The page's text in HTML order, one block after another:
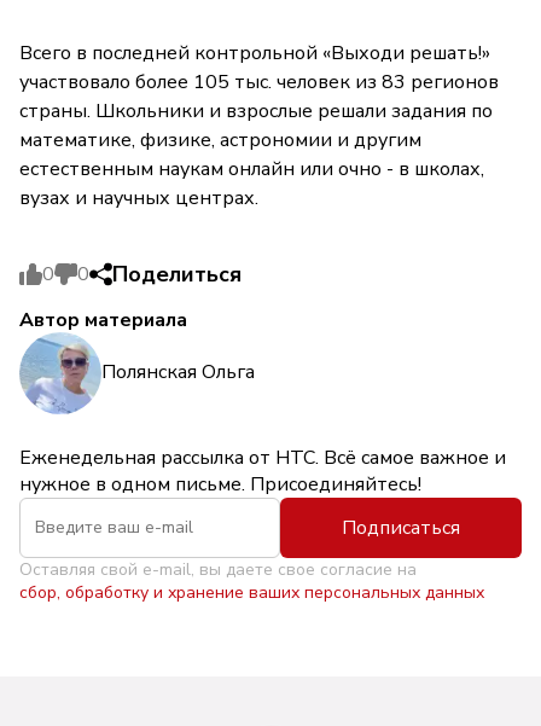
Всего в последней контрольной «Выходи решать!»
участвовало более 105 тыс. человек из 83 регионов
страны. Школьники и взрослые решали задания по
математике, физике, астрономии и другим
естественным наукам онлайн или очно - в школах,
вузах и научных центрах.
0 0 Поделиться
Автор материала
Полянская Ольга
Еженедельная рассылка от НТС. Всё самое важное и
нужное в одном письме. Присоединяйтесь!
Подписаться
Оставляя свой e-mail, вы даете свое согласие на
сбор, обработку и хранение ваших персональных данных